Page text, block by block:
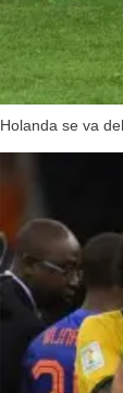
Holanda se va